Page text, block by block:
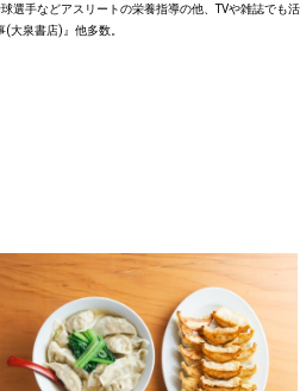
選手などアスリートの栄養指導の他、TVや雑誌でも
大泉書店)』他多数。